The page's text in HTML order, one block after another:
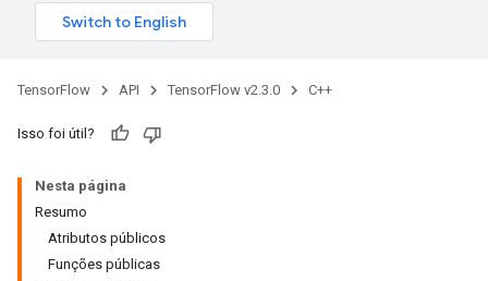
TensorFlow API TensorFlow v2.3.0 C++
Isso foi útil?
Nesta página
Resumo
Atributos públicos
Funções públicas